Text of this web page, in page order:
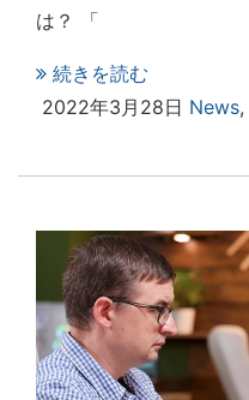
は？ 「
続きを読む
2022年3月28日 News,